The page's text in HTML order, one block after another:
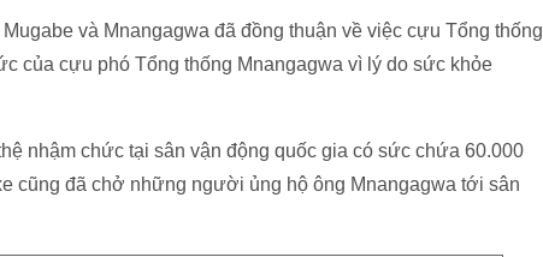
và Mnangagwa đã đồng thuận về việc cựu Tổng thống
của cựu phó Tổng thống Mnangagwa vì lý do sức khỏe
nhậm chức tại sân vận động quốc gia có sức chứa 60.000
cũng đã chở những người ủng hộ ông Mnangagwa tới sân